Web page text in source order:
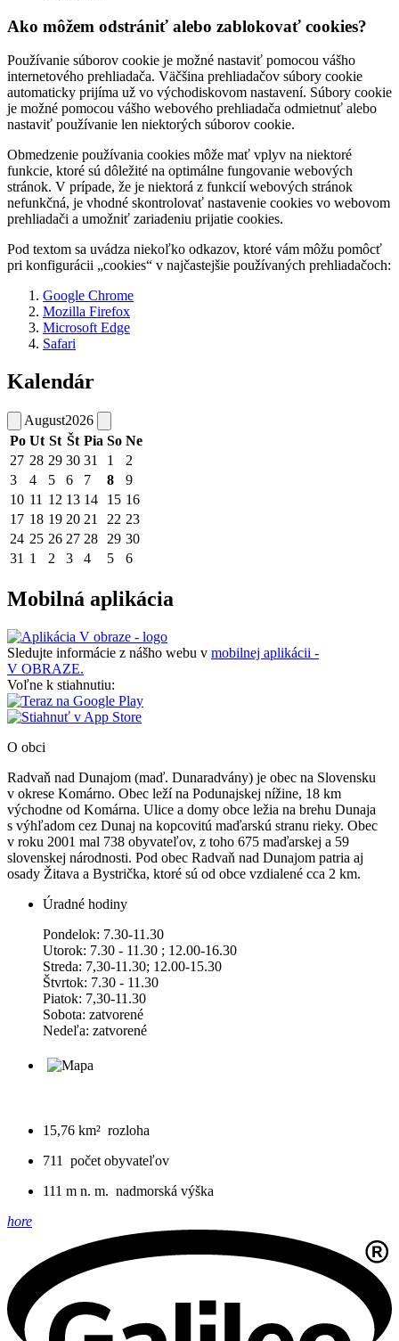
Ako môžem odstrániť alebo zablokovať cookies?
Používanie súborov cookie je možné nastaviť pomocou vášho
internetového prehliadača. Väčšina prehliadačov súbory cookie
automaticky prijíma už vo východiskovom nastavení. Súbory cookie
je možné pomocou vášho webového prehliadača odmietnuť alebo
nastaviť používanie len niektorých súborov cookie.
Obmedzenie používania cookies môže mať vplyv na niektoré
funkcie, ktoré sú dôležité na optimálne fungovanie webových
stránok. V prípade, že je niektorá z funkcií webových stránok
nefunkčná, je vhodné skontrolovať nastavenie cookies vo webovom
prehliadači a umožniť zariadeniu prijatie cookies.
Pod textom sa uvádza niekoľko odkazov, ktoré vám môžu pomôcť
pri konfigurácii „cookies“ v najčastejšie používaných prehliadačoch:
Google Chrome
Mozilla Firefox
Microsoft Edge
Safari
Kalendár
August2026
Po Ut St Št Pia So Ne
27 28 29 30 31 1
2
3
4 5 6 7 8
9
10 11 12 13 14 15 16
17 18 19 20 21 22 23
24 25 26 27 28 29 30
31 1 2 3 4 5 6
Mobilná aplikácia
Sledujte informácie z nášho webu v mobilnej aplikácii -
V OBRAZE.
Voľne k stiahnutiu:
O obci
Radvaň nad Dunajom (maď. Dunaradvány) je obec na Slovensku
v okrese Komárno. Obec leží na Podunajskej nížine, 18 km
východne od Komárna. Ulice a domy obce ležia na brehu Dunaja
s výhľadom cez Dunaj na kopcovitú maďarskú stranu rieky. Obec
v roku 2001 mal 738 obyvateľov, z toho 675 maďarskej a 59
slovenskej národnosti. Pod obec Radvaň nad Dunajom patria aj
osady Žitava a Bystrička, ktoré sú od obce vzdialené cca 2 km.
Úradné hodiny
Pondelok: 7.30-11.30
Utorok: 7.30 - 11.30 ; 12.00-16.30
Streda: 7,30-11.30; 12.00-15.30
Štvrtok: 7.30 - 11.30
Piatok: 7,30-11.30
Sobota: zatvorené
Nedeľa: zatvorené
15,76 km² rozloha
711
počet obyvateľov
111 m n. m. nadmorská výška
hore